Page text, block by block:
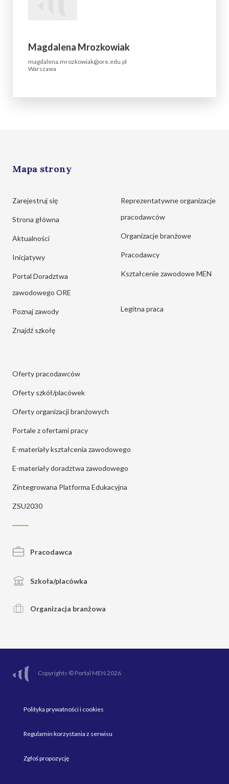
Magdalena Mrozkowiak
magdalena.mrozkowiak@ore.edu.pl
Warszawa
Mapa strony
Zarejestruj się
Strona główna
Aktualności
Inicjatywy
Portal Doradztwa
zawodowego ORE
Poznaj zawody
Znajdź szkołę
Reprezentatywne organizacje
pracodawców
Organizacje branżowe
Pracodawcy
Kształcenie zawodowe MEN
Legitna praca
Oferty pracodawców
Oferty szkół/placówek
Oferty organizacji branżowych
Portale z ofertami pracy
E-materiały kształcenia zawodowego
E-materiały doradztwa zawodowego
Zintegrowana Platforma Edukacyjna
ZSU2030
Pracodawca
Szkoła/placówka
Organizacja branżowa
Copyrights © Portal MEN 2026
Polityka prywatności i cookies
Regulamin korzystania z serwisu
Zgłoś propozycję